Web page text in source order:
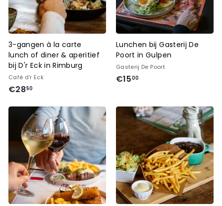
3-gangen à la carte
lunch of diner & aperitief
bij D'r Eck in Rimburg
Café d'r Eck
€2850
8
,
5
0
Lunchen bij Gasterij De
Poort in Gulpen
Gasterij De Poort
€1500
,
0